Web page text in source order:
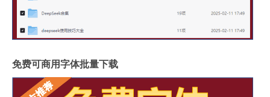
免费可商用字体批量下载